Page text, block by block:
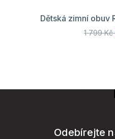
Dětská zimní obuv
1 799 Kč
Odebírejte